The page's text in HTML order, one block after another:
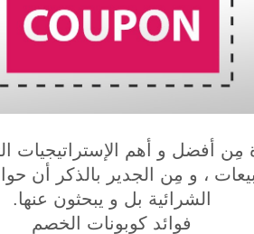
أفضل و أهم الإستراتيجيات
الشرائية بل و يبحثون عنها.
فوائد كوبونات الخصم